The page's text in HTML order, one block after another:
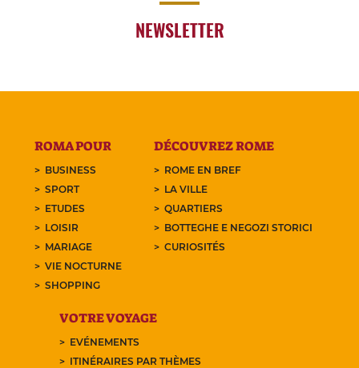
NEWSLETTER
ROMA POUR
BUSINESS
SPORT
ETUDES
LOISIR
MARIAGE
VIE NOCTURNE
SHOPPING
DÉCOUVREZ ROME
ROME EN BREF
LA VILLE
QUARTIERS
BOTTEGHE E NEGOZI STORICI
CURIOSITÉS
VOTRE VOYAGE
EVÉNEMENTS
ITINÉRAIRES PAR THÈMES